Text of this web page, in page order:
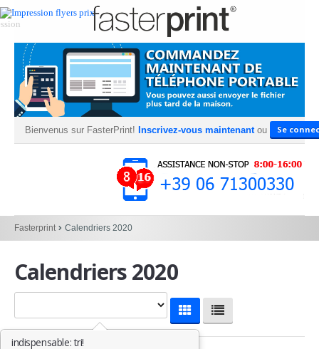
Bienvenus sur FasterPrint! Inscrivez-vous maintenant ou Se
Fasterprint Calendriers 2020
Calendriers 2020
indispensable: tri!